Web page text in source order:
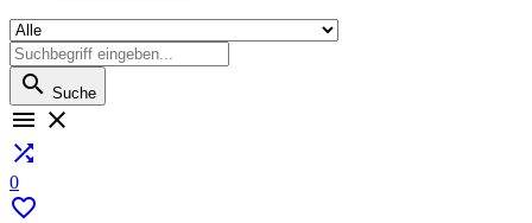
 Suche
 

0
